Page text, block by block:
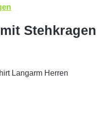
Stehkragen